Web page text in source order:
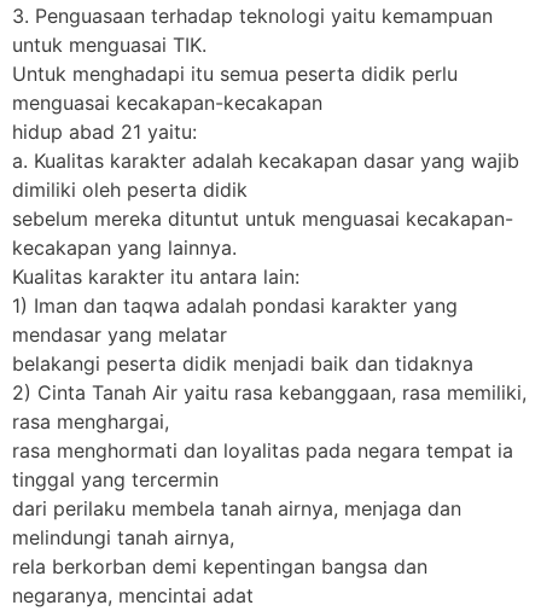
3. Penguasaan terhadap teknologi yaitu kemampuan
untuk menguasai TIK.
Untuk menghadapi itu semua peserta didik perlu
menguasai kecakapan-kecakapan
hidup abad 21 yaitu:
a. Kualitas karakter adalah kecakapan dasar yang wajib
dimiliki oleh peserta didik
sebelum mereka dituntut untuk menguasai kecakapan-
kecakapan yang lainnya.
Kualitas karakter itu antara lain:
1) Iman dan taqwa adalah pondasi karakter yang
mendasar yang melatar
belakangi peserta didik menjadi baik dan tidaknya
2) Cinta Tanah Air yaitu rasa kebanggaan, rasa memiliki,
rasa menghargai,
rasa menghormati dan loyalitas pada negara tempat ia
tinggal yang tercermin
dari perilaku membela tanah airnya, menjaga dan
melindungi tanah airnya,
rela berkorban demi kepentingan bangsa dan
negaranya, mencintai adat